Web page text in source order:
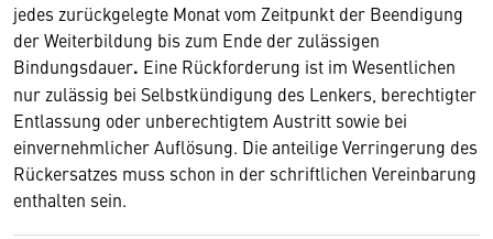
jedes zurückgelegte Monat vom Zeitpunkt der Beendigung
der Weiterbildung bis zum Ende der zulässigen
Bindungsdauer. Eine Rückforderung ist im Wesentlichen
nur zulässig bei Selbstkündigung des Lenkers, berechtigter
Entlassung oder unberechtigtem Austritt sowie bei
einvernehmlicher Auflösung. Die anteilige Verringerung des
Rückersatzes muss schon in der schriftlichen Vereinbarung
enthalten sein.